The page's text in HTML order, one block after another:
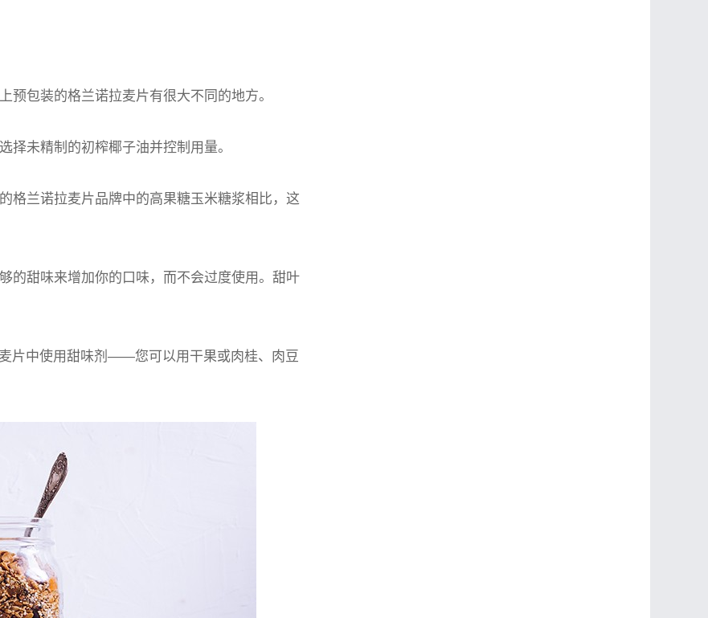
预包装的格兰诺拉麦片有很大不同的地方。
择未精制的初榨椰子油并控制用量。
兰诺拉麦片品牌中的高果糖玉米糖浆相比，这
的甜味来增加你的口味，而不会过度使用。甜叶
片中使用甜味剂——您可以用干果或肉桂、肉豆